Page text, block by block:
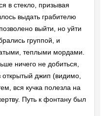
в стекло, призывая
выдать грабителю
выйти, но уйти
группой, и
теплыми мордами.
ничего не добиться,
джип (видимо,
вся кучка полезла на
Путь к фонтану был